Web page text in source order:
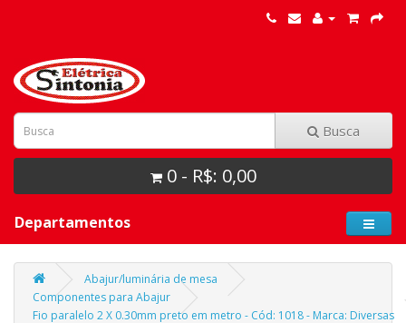
Busca
0 - R$: 0,00
Departamentos
Abajur/luminária de mesa
Componentes para Abajur
Fio paralelo 2 X 0.30mm preto em metro - Cód: 1018 - Marca: Diversas